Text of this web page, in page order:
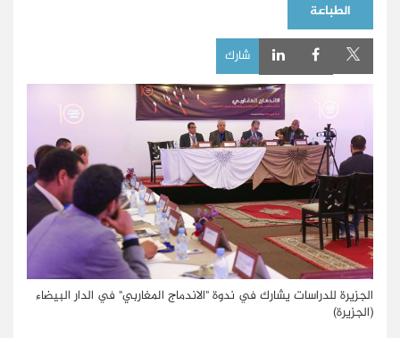
الطباعة
شارك
الجزيرة للدراسات يشارك في ندوة "الاندماج المغاربي" في الدار البيضاء
(الجزيرة)